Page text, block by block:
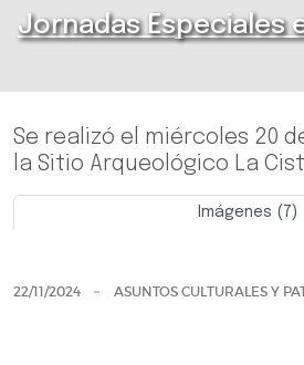
Jornadas Especiales
Se realizó el miércoles 20
la Sitio Arqueológico La
Imágenes (7)
22/11/2024 ASUNTOS CULTURALES Y